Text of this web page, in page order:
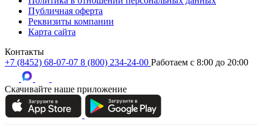
Публичная оферта
Реквизиты компании
Карта сайта
Контакты
+7 (8452) 68-07-07 8 (800) 234-24-00 Работаем c 8:00 до 20:00
Скачивайте наше приложение